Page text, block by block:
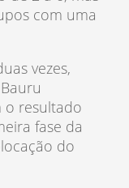
com uma
vezes,
o resultado
fase da
do